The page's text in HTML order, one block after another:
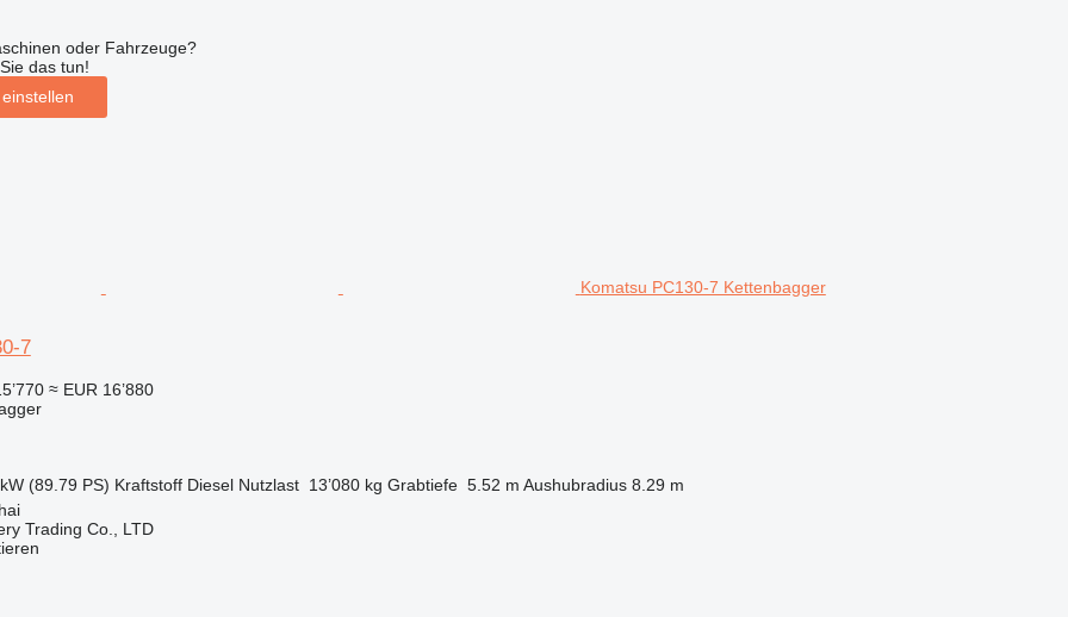
oder Fahrzeuge?
das tun!
Komatsu PC130-7 Kettenbagger
7
≈ EUR 16’880
(89.79 PS) Kraftstoff Diesel Nutzlast 13’080 kg Grabtiefe 5.52 m Aushubradius 8.29 m
Trading Co., LTD